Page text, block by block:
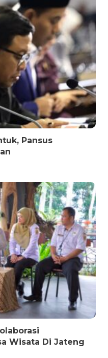
Pansus
Wisata Di Jateng